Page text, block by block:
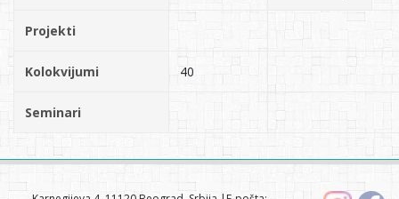
Projekti
Kolokvijumi 40
Seminari